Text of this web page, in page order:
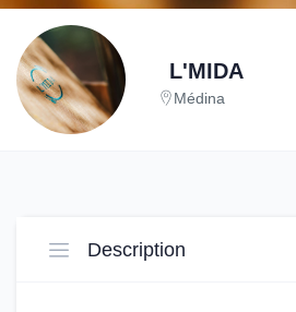
L'MIDA
Médina
Description